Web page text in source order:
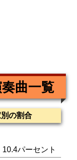
曲一覧
の割合
10.4パーセント